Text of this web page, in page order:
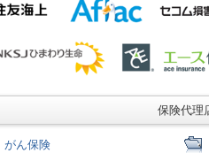
保険代理
がん保険